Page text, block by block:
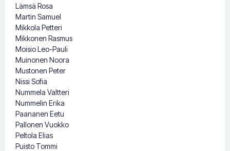
Lämsä Rosa
Martin Samuel
Mikkola Petteri
Mikkonen Rasmus
Moisio Leo-Pauli
Muinonen Noora
Mustonen Peter
Nissi Sofia
Nummela Valtteri
Nummelin Erika
Paananen Eetu
Pallonen Vuokko
Peltola Elias
Puisto Tommi